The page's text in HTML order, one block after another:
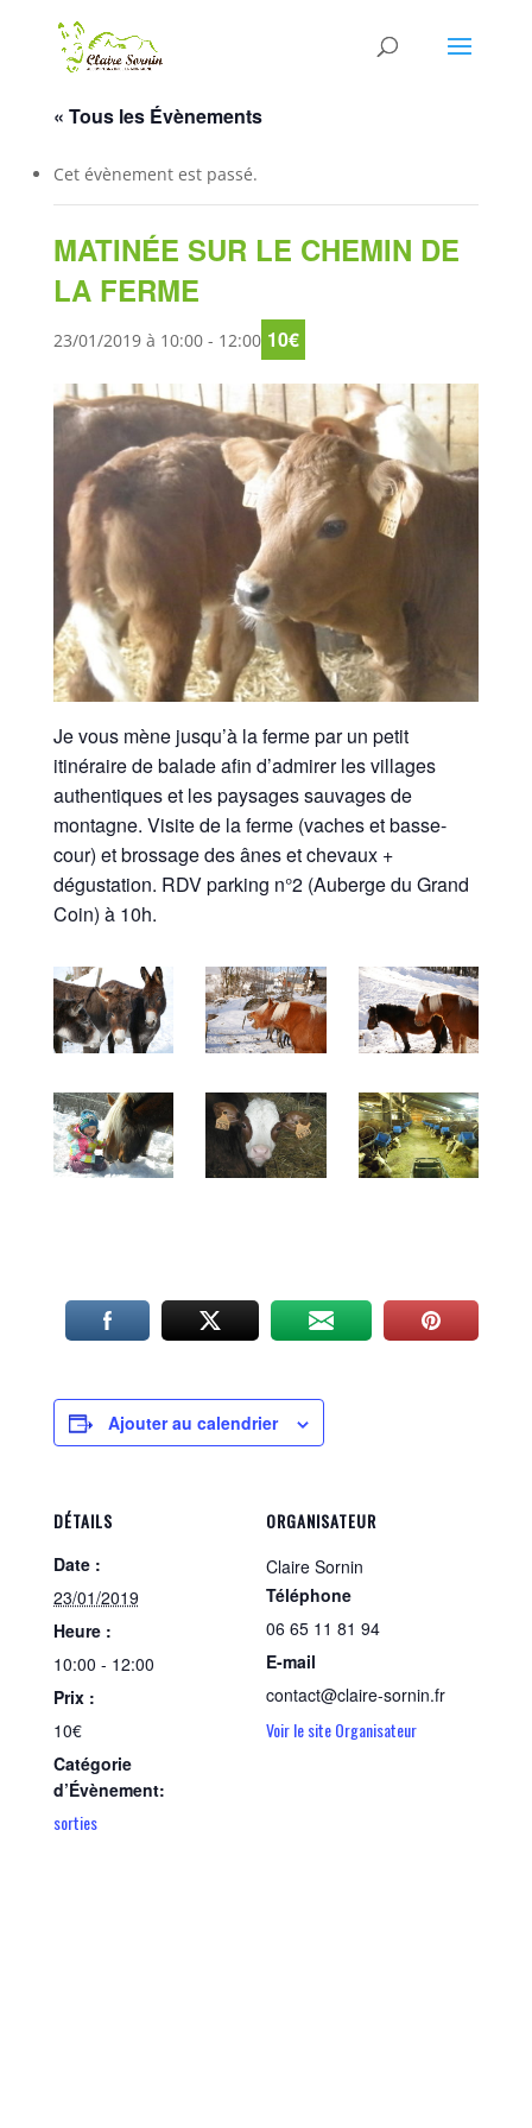
« Tous les Évènements
Cet évènement est passé.
MATINÉE SUR LE CHEMIN DE
LA FERME
23/01/2019 à 10:00- 12:00 10€
Je vous mène jusqu’à la ferme par un petit
itinéraire de balade afin d’admirer les villages
authentiques et les paysages sauvages de
montagne. Visite de la ferme (vaches etbasse-
cour) et brossage des ânes et chevaux +
dégustation. RDV parking n°2 (Aubergedu Grand
Coin) à 10h.
Ajouter au calendrier
DÉTAILS
Date :
23/01/2019
Heure :
10:00 - 12:00
Prix :
10€
Catégorie
d’Évènement:
sorties
ORGANISATEUR
Claire Sornin
Téléphone
06 65 11 81 94
E-mail
contact@claire-sornin.fr
Voir le site Organisateur